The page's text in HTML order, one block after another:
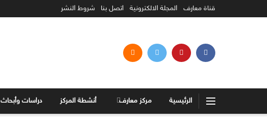
قناة معارف المجلة الالكترونية اتصل بنا شروط النشر
الرئيسية مركز معارف أنشطة المركز دراسات وأبحاث